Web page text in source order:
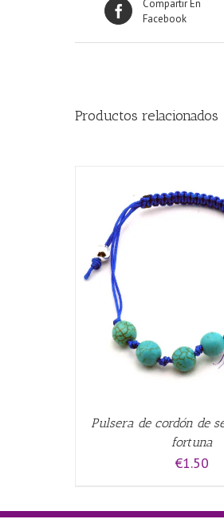
Compartir En
Facebook
Productos relacionados
Pulsera de cordón de
fortuna
€1.50
AÑADIR AL CARRITO